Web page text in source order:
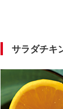
サラダチキ